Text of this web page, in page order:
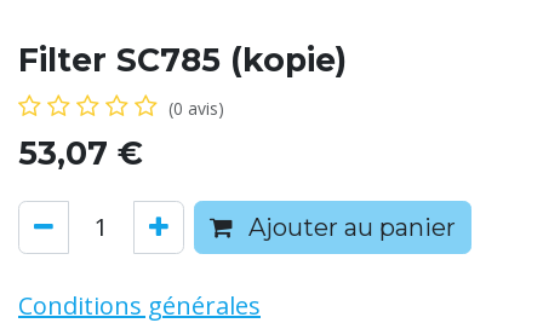
Filter SC785 (kopie)
(0 avis)
53,07 €
Ajouter au panier
Conditions générales